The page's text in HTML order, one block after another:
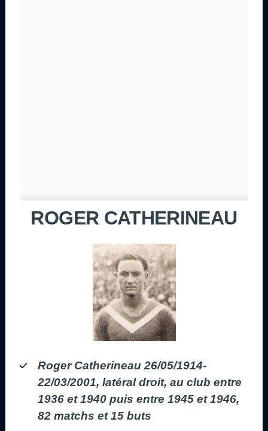
ROGER CATHERINEAU
Roger Catherineau 26/05/1914-
22/03/2001, latéral droit, au club entre
1936 et 1940 puis entre 1945 et 1946,
82 matchs et 15 buts